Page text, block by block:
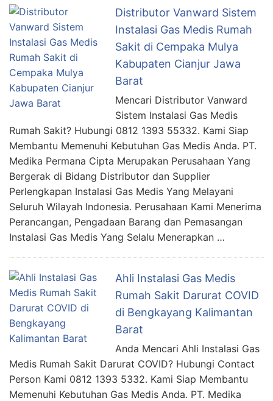
Distributor Vanward Sistem
Instalasi Gas Medis Rumah
Sakit di Cempaka Mulya
Kabupaten Cianjur Jawa
Barat
Mencari Distributor Vanward
Sistem Instalasi Gas Medis
Rumah Sakit? Hubungi 0812 1393 55332. Kami Siap
Membantu Memenuhi Kebutuhan Gas Medis Anda. PT.
Medika Permana Cipta Merupakan Perusahaan Yang
Bergerak di Bidang Distributor dan Supplier
Perlengkapan Instalasi Gas Medis Yang Melayani
Seluruh Wilayah Indonesia. Perusahaan Kami Menerima
Perancangan, Pengadaan Barang dan Pemasangan
Instalasi Gas Medis Yang Selalu Menerapkan …
Ahli Instalasi Gas Medis
Rumah Sakit Darurat COVID
di Bengkayang Kalimantan
Barat
Anda Mencari Ahli Instalasi Gas
Medis Rumah Sakit Darurat COVID? Hubungi Contact
Person Kami 0812 1393 5332. Kami Siap Membantu
Memenuhi Kebutuhan Gas Medis Anda. PT. Medika